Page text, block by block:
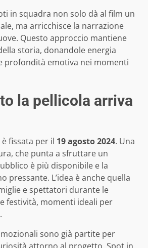
in squadra non solo dà al film un
ma arricchisce la narrazione
Questo approccio mantiene
storia, donandole energia
profondità emotiva nei momenti
la pellicola arriva
è fissata per il 19 agosto 2024. Una
che punta a sfruttare un
è più disponibile e la
pressante. L’idea è anche quella
e spettatori durante le
festività, momenti ideali per
sono già partite per